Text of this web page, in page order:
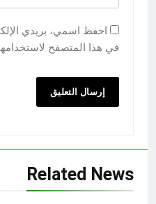
احفظ اسمي، بريدي
في هذا المتصفح
Related News